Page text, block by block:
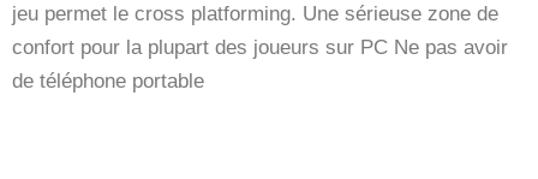
jeu permet le cross platforming. Une sérieuse zone de
confort pour la plupart des joueurs sur PC Ne pas avoir
de téléphone portable